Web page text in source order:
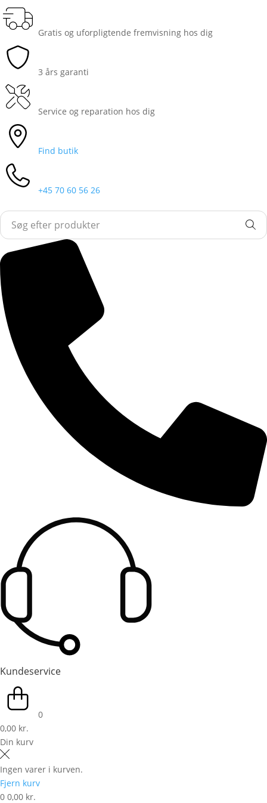
Gratis og uforpligtende fremvisning hos dig
3 års garanti
Service og reparation hos dig
Find butik
+45 70 60 56 26
Kundeservice
0
0,00 kr.
Din kurv
Ingen varer i kurven.
Fjern kurv
0 0,00 kr.